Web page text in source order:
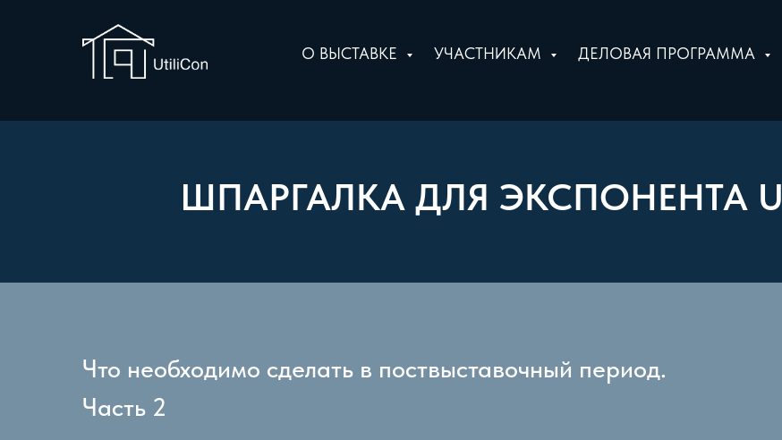
О ВЫСТАВКЕ УЧАСТНИКАМ ДЕЛОВАЯ ПРОГРАММА
ШПАРГАЛКА ДЛЯ ЭКСПОНЕНТА
Что необходимо сделать в поствыставочный период.
Часть 2